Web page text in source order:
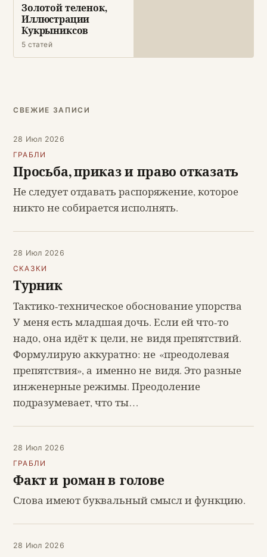
Золотой теленок,
Иллюстрации
Кукрыниксов
5 статей
СВЕЖИЕ ЗАПИСИ
28 Июл 2026
ГРАБЛИ
Просьба, приказ и право отказать
Не следует отдавать распоряжение, которое
никто не собирается исполнять.
28 Июл 2026
СКАЗКИ
Турник
Тактико-техническое обоснование упорства
У меня есть младшая дочь. Если ей что-то
надо, она идёт к цели, не видя препятствий.
Формулирую аккуратно: не «преодолевая
препятствия», а именно не видя. Это разные
инженерные режимы. Преодоление
подразумевает, что ты…
28 Июл 2026
ГРАБЛИ
Факт и роман в голове
Слова имеют буквальный смысл и функцию.
28 Июл 2026